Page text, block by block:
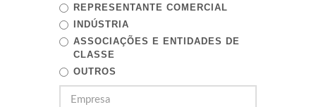
REPRESENTANTE COMERCIAL
INDÚSTRIA
ASSOCIAÇÕES E ENTIDADES DE
CLASSE
OUTROS